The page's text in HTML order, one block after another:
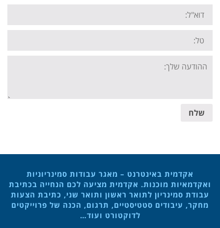
Email:
Tel:
Your
message:
שלח
אקדמית באינטרנט – מאגר עבודות סמינריוניות
ואקדמאיות מוכנות. אקדמית מציעה לכם הנחייה בכתיבת
עבודת סמינריון לתואר ראשון ותואר שני, כתיבת הצעות
מחקר, עיבודים סטטיסטיים, תרגום, הכנה של פרוייקטים
לדוקטורט ועוד…